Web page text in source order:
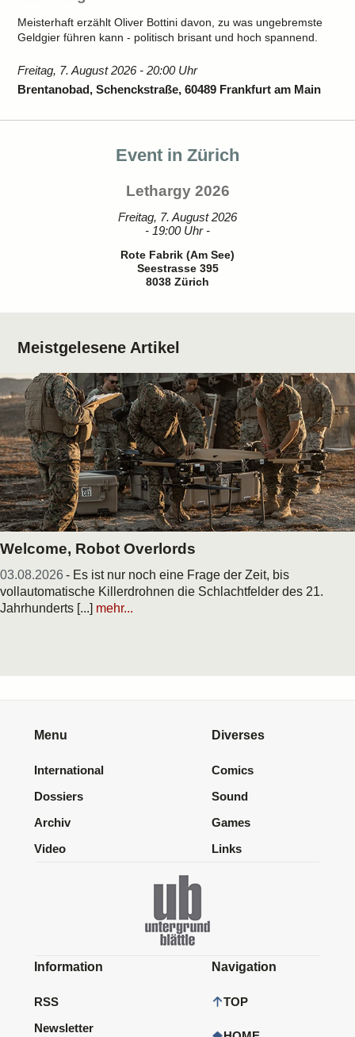
Meisterhaft erzählt Oliver Bottini davon, zu was ungebremste
Geldgier führen kann - politisch brisant und hoch spannend.
Freitag, 7. August 2026 - 20:00 Uhr
Brentanobad, Schenckstraße, 60489 Frankfurt am Main
Event in Zürich
Lethargy 2026
Freitag, 7. August 2026
- 19:00 Uhr -
Rote Fabrik (Am See)
Seestrasse 395
8038 Zürich
Meistgelesene Artikel
Welcome, Robot Overlords
03.08.2026 - Es ist nur noch eine Frage der Zeit, bis
vollautomatische Killerdrohnen die Schlachtfelder des 21.
Jahrhunderts [...] mehr...
Menu
International
Dossiers
Archiv
Video
Diverses
Comics
Sound
Games
Links
Information
RSS
Newsletter
Navigation
TOP